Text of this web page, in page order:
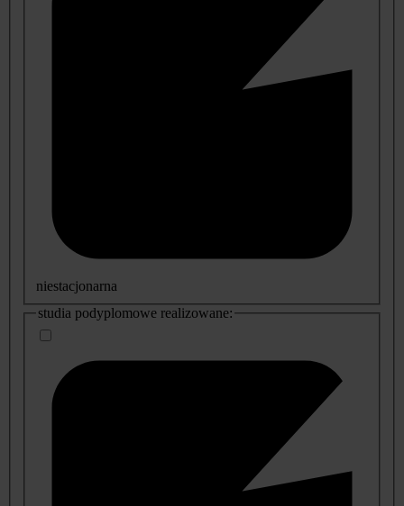
niestacjonarna
studia podyplomowe realizowane: